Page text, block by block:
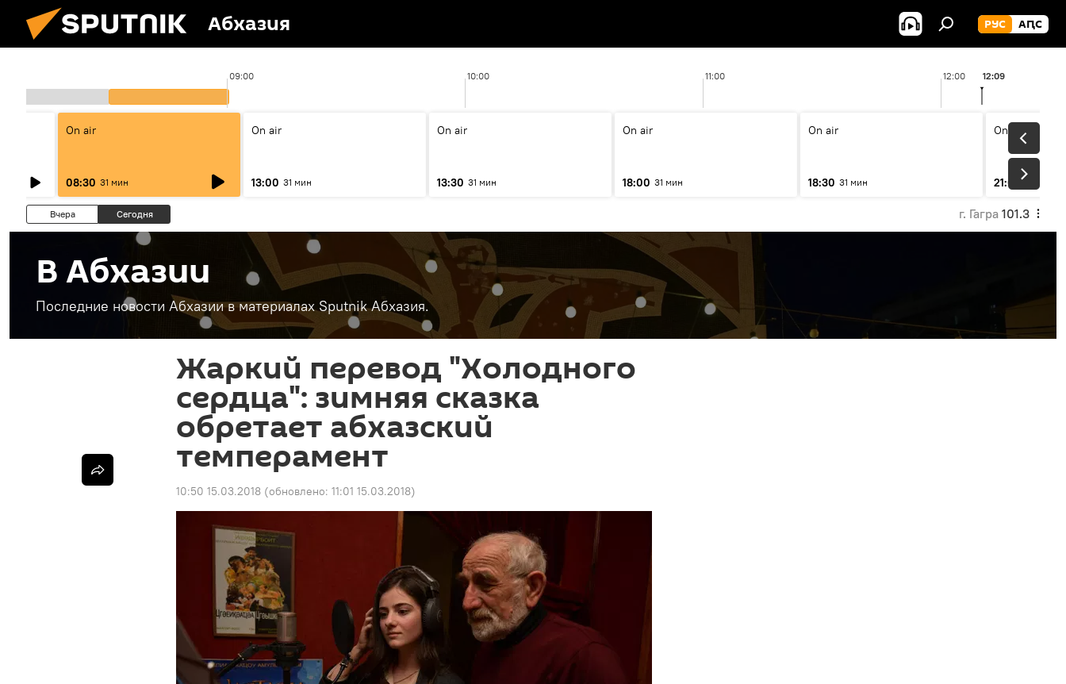
Абхазия РУС АԤС
09:00 10:00 11:00 12:00 12:09
On air
08:30 31 мин
On air
13:00 31 мин
On air
13:30 31 мин
On air
18:00 31 мин
On air
18:30 31 мин
On air
21:00
Вчера Сегодня г. Гагра 101.3
В Абхазии
Последние новости Абхазии в материалах Sputnik Абхазия.
Жаркий перевод "Холодного
сердца": зимняя сказка
обретает абхазский
темперамент
10:50 15.03.2018 (обновлено: 11:01 15.03.2018)